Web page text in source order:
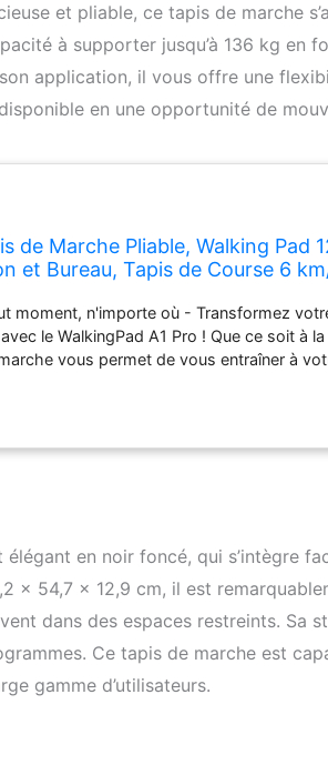
et pliable, ce tapis de marche
à supporter jusqu’à 136 kg en
application, il vous offre une
en une opportunité de
de Marche Pliable, Walking Pad
et Bureau, Tapis de Course 6
moment, n'importe où - Transformez
le WalkingPad A1 Pro ! Que ce soit à
vous permet de vous entraîner à
ou les lits. Tapis de course ultra-fin
tapis course est prêt à être utilisé
votre séance d'entraînement. Avec notre
A1 Pro se distingue en surpassant
De plus, le système de capteurs ajuste
votre foulée pendant l'utilisation, vous
des ajustements automatiques de
haute résistance et léger.
plié des milliers de fois sans aucun
en noir foncé, qui s’intègre
x 54,7 x 12,9 cm, il est
dans des espaces restreints. Sa
Ce tapis de marche est
gamme d’utilisateurs.